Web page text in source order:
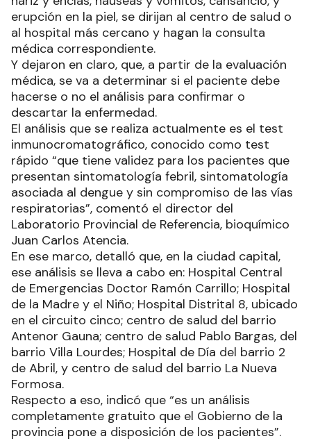
erupción en la piel, se dirijan al centro de salud o
al hospital más cercano y hagan la consulta
médica correspondiente.
Y dejaron en claro, que, a partir de la evaluación
médica, se va a determinar si el paciente debe
hacerse o no el análisis para confirmar o
descartar la enfermedad.
El análisis que se realiza actualmente es el test
inmunocromatográfico, conocido como test
rápido “que tiene validez para los pacientes que
presentan sintomatología febril, sintomatología
asociada al dengue y sin compromiso de las vías
respiratorias”, comentó el director del
Laboratorio Provincial de Referencia, bioquímico
Juan Carlos Atencia.
En ese marco, detalló que, en la ciudad capital,
ese análisis se lleva a cabo en: Hospital Central
de Emergencias Doctor Ramón Carrillo; Hospital
de la Madre y el Niño; Hospital Distrital 8, ubicado
en el circuito cinco; centro de salud del barrio
Antenor Gauna; centro de salud Pablo Bargas, del
barrio Villa Lourdes; Hospital de Día del barrio 2
de Abril, y centro de salud del barrio La Nueva
Formosa.
Respecto a eso, indicó que “es un análisis
completamente gratuito que el Gobierno de la
provincia pone a disposición de los pacientes”.